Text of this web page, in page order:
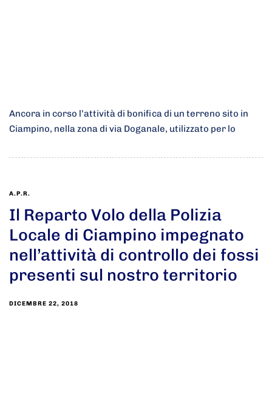
Ancora in corso l’attività di bonifica di un terreno sito in
Ciampino, nella zona di via Doganale, utilizzato per lo
A.P.R.
Il Reparto Volo della Polizia
Locale di Ciampino impegnato
nell’attività di controllo dei fossi
presenti sul nostro territorio
DICEMBRE 22, 2018